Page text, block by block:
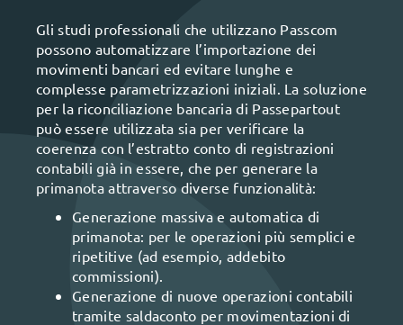
Gli studi professionali che utilizzano Passcom
possono automatizzare l’importazione dei
movimenti bancari ed evitare lunghe e
complesse parametrizzazioni iniziali. La soluzione
per la riconciliazione bancaria di Passepartout
può essere utilizzata sia per verificare la
coerenza con l’estratto conto di registrazioni
contabili già in essere, che per generare la
primanota attraverso diverse funzionalità:
Generazione massiva e automatica di
primanota: per le operazioni più semplici e
ripetitive (ad esempio, addebito
commissioni).
Generazione di nuove operazioni contabili
tramite saldaconto per movimentazioni di